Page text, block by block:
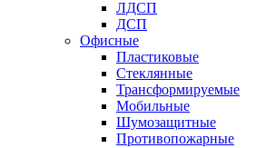
ЛДСП
ДСП
Офисные
Пластиковые
Стеклянные
Трансформируемые
Мобильные
Шумозащитные
Противопожарные